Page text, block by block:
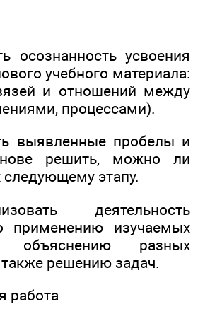
осознанность усвоения
учебного материала:
и отношений между
процессами).
выявленные пробелы и
решить, можно ли
следующему этапу.
деятельность
применению изучаемых
разных
также решению задач.
работа